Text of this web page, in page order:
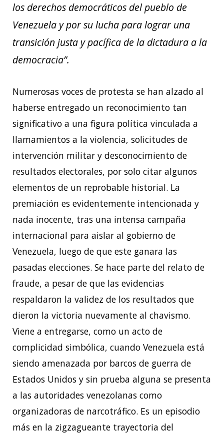
los derechos democráticos del pueblo de
Venezuela y por su lucha para lograr una
transición justa y pacífica de la dictadura a la
democracia”.
Numerosas voces de protesta se han alzado al
haberse entregado un reconocimiento tan
significativo a una figura política vinculada a
llamamientos a la violencia, solicitudes de
intervención militar y desconocimiento de
resultados electorales, por solo citar algunos
elementos de un reprobable historial. La
premiación es evidentemente intencionada y
nada inocente, tras una intensa campaña
internacional para aislar al gobierno de
Venezuela, luego de que este ganara las
pasadas elecciones. Se hace parte del relato de
fraude, a pesar de que las evidencias
respaldaron la validez de los resultados que
dieron la victoria nuevamente al chavismo.
Viene a entregarse, como un acto de
complicidad simbólica, cuando Venezuela está
siendo amenazada por barcos de guerra de
Estados Unidos y sin prueba alguna se presenta
a las autoridades venezolanas como
organizadoras de narcotráfico. Es un episodio
más en la zigzagueante trayectoria del